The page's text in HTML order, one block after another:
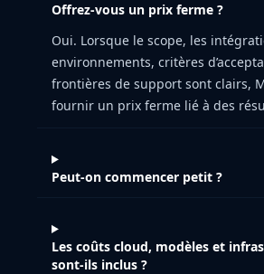
Offrez-vous un prix ferme ?
Oui. Lorsque le scope, les
environnements, critères
frontières de support sont clairs,
fournir un prix ferme lié à des
Peut-on commencer petit ?
Les coûts cloud, modèles et
sont-ils inclus ?